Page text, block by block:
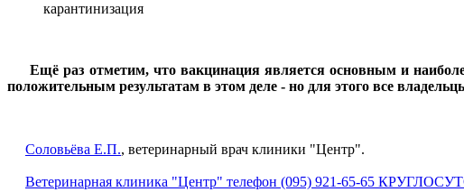
карантинизация
Ещё раз отметим, что вакцинация является основным и
положительным результатам в этом деле - но для этого все
Соловьёва Е.П., ветеринарный врач клиники "Центр".
Ветеринарная клиника "Центр" телефон (095) 921-65-65